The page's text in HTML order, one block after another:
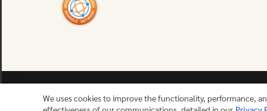
We uses cookies to improve the functionality, performance,